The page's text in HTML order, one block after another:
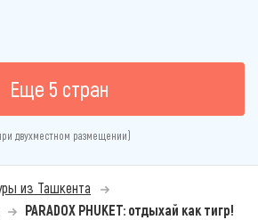
Еще 5 стран
двухместном размещении)
из Ташкента
PARADOX PHUKET: отдыхай как тигр!